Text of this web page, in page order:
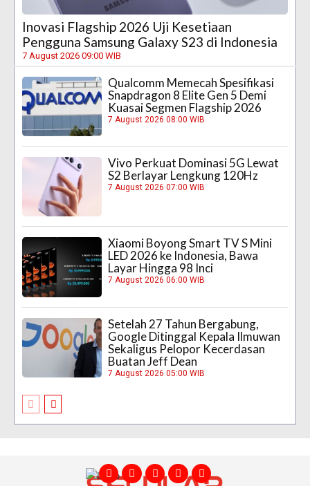
Inovasi Flagship 2026 Uji Kesetiaan
Pengguna Samsung Galaxy S23 di Indonesia
7 August 2026 09:00 WIB
Qualcomm Memecah Spesifikasi
Snapdragon 8 Elite Gen 5 Demi
Kuasai Segmen Flagship 2026
7 August 2026 08:00 WIB
Vivo Perkuat Dominasi 5G Lewat
S2 Berlayar Lengkung 120Hz
7 August 2026 07:00 WIB
Xiaomi Boyong Smart TV S Mini
LED 2026 ke Indonesia, Bawa
Layar Hingga 98 Inci
7 August 2026 06:00 WIB
Setelah 27 Tahun Bergabung,
Google Ditinggal Kepala Ilmuwan
Sekaligus Pelopor Kecerdasan
Buatan Jeff Dean
7 August 2026 05:00 WIB